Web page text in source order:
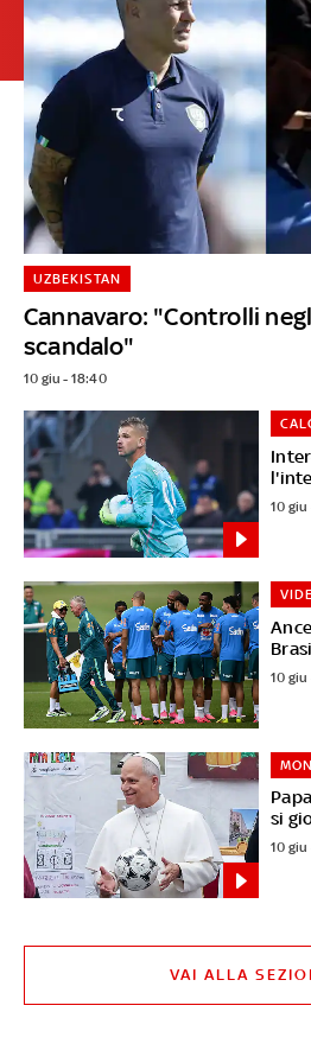
Cannavaro: "Controlli
scandalo"
UZBEKISTAN
10 giu - 18:40
10 giu
10 giu
si
10 giu
VAI ALLA